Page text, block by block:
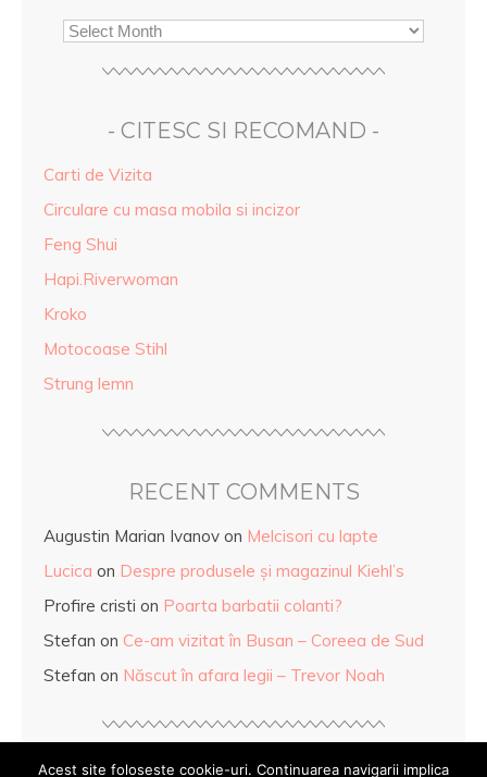
- CITESC SI RECOMAND -
Carti de Vizita
Circulare cu masa mobila si incizor
Feng Shui
Hapi.Riverwoman
Kroko
Motocoase Stihl
Strung lemn
RECENT COMMENTS
Augustin Marian Ivanov on Melcisori cu lapte
Lucica on Despre produsele și magazinul Kiehl’s
Profire cristi on Poarta barbatii colanti?
Stefan on Ce-am vizitat în Busan – Coreea de Sud
Stefan on Născut în afara legii – Trevor Noah
Acest site foloseste cookie-uri. Continuarea navigarii implica